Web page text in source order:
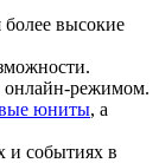
высокие
онлайн-режимом.
юниты, а
и событиях в